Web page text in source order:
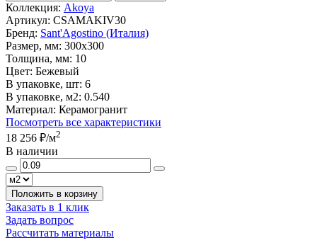
Коллекция: Akoya
Артикул: CSAMAKIV30
Бренд: Sant'Agostino (Италия)
Размер, мм: 300x300
Толщина, мм: 10
Цвет: Бежевый
В упаковке, шт: 6
В упаковке, м2: 0.540
Материал: Керамогранит
Посмотреть все характеристики
18 256 ₽/м2
В наличии
Положить в корзину
Заказать в 1 клик
Задать вопрос
Рассчитать материалы